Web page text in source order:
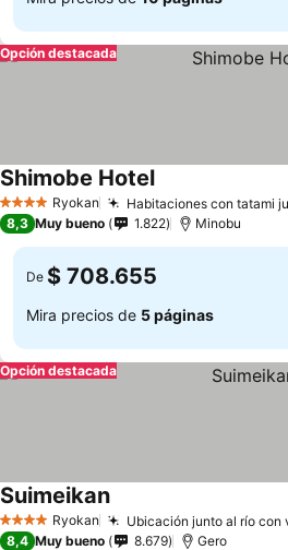
Opción destacada
4 EstrellasRyokan Habitaciones con tatami
Shimobe HotelVer precios
8,3 Muy bueno 1.822 Minobu
De $ 708.655
Mira precios de 5 páginas
Opción destacada
4 EstrellasRyokan Ubicación junto al río con
SuimeikanVer precios
8,4 Muy bueno 8.679 Gero